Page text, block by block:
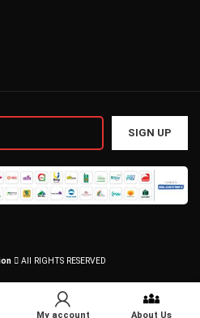
All RIGHTS RESERVED
My account About Us